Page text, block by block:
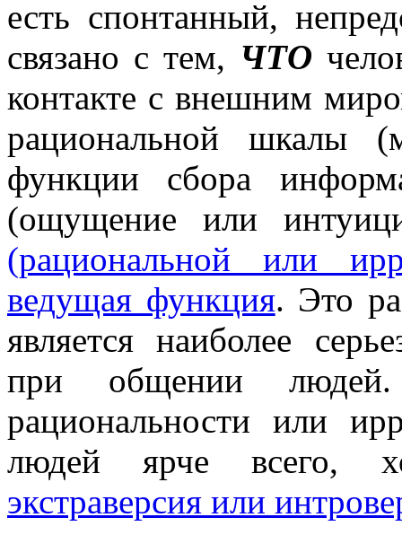
есть спонтанный,
связано с тем, ЧТО
контакте с внешним
рациональной шкалы
функции сбора
(ощущение или
(рациональной или
ведущая функция. Это
является наиболее
при общении
рациональности или
людей ярче всего,
экстраверсия или